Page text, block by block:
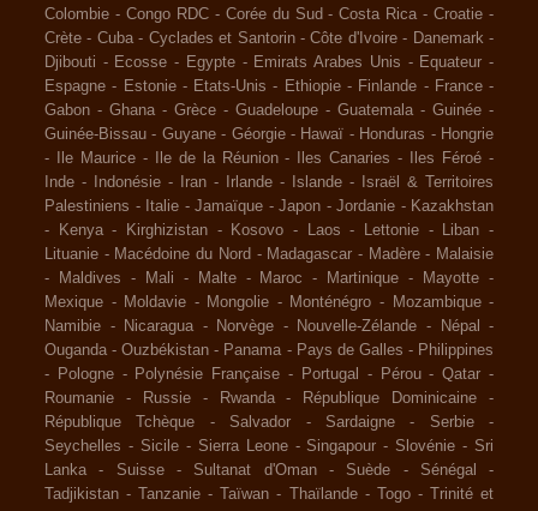
Colombie - Congo RDC - Corée du Sud -Costa Rica -Croatie -
Crète - Cuba - Cyclades et Santorin -Côte d'Ivoire - Danemark -
Djibouti - Ecosse - Egypte - Emirats Arabes Unis - Equateur -
Espagne - Estonie - Etats-Unis - Ethiopie - Finlande - France -
Gabon - Ghana - Grèce - Guadeloupe - Guatemala - Guinée -
Guinée-Bissau - Guyane - Géorgie - Hawaï - Honduras - Hongrie
-
Ile Maurice - Ile de la Réunion - Iles Canaries - Iles Féroé -
Inde - Indonésie - Iran - Irlande - Islande -
Israël & Territoires
Palestiniens - Italie - Jamaïque - Japon - Jordanie - Kazakhstan
-
Kenya - Kirghizistan - Kosovo - Laos - Lettonie - Liban -
Lituanie - Macédoine du Nord - Madagascar - Madère - Malaisie
-
Maldives - Mali - Malte - Maroc - Martinique - Mayotte -
Mexique - Moldavie - Mongolie - Monténégro - Mozambique -
Namibie - Nicaragua - Norvège - Nouvelle-Zélande - Népal
-
Ouganda -Ouzbékistan - Panama - Pays de Galles - Philippines
-
Pologne - Polynésie Française - Portugal - Pérou -Qatar -
Roumanie
- Russie - Rwanda - République Dominicaine
-
République Tchèque
- Salvador - Sardaigne - Serbie
-
Seychelles - Sicile - Sierra Leone - Singapour - Slovénie - Sri
Lanka
- Suisse - Sultanat d'Oman - Suède - Sénégal
-
Tadjikistan -Tanzanie -Taïwan - Thaïlande - Togo - Trinité et